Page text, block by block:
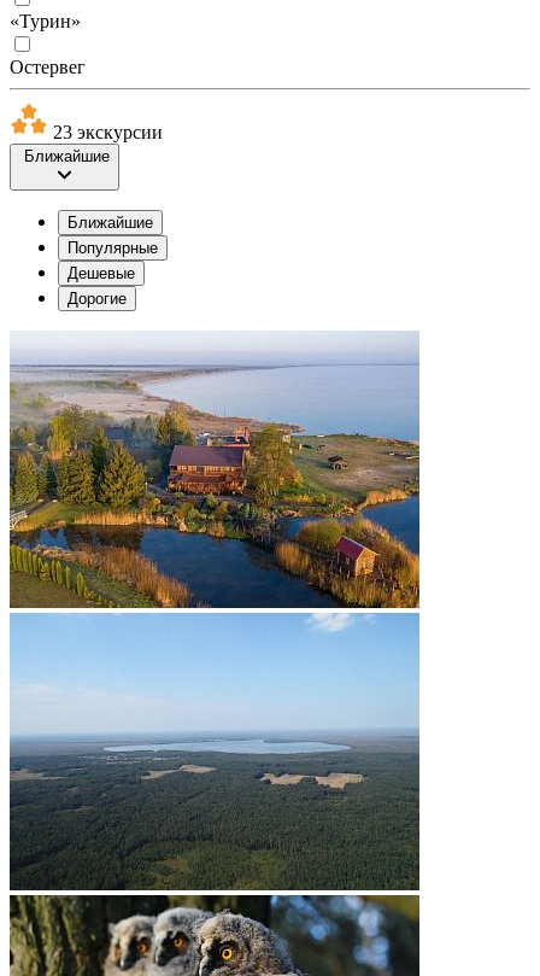
«Турин»
Остервег
23 экскурсии
Ближайшие
Ближайшие
Популярные
Дешевые
Дорогие